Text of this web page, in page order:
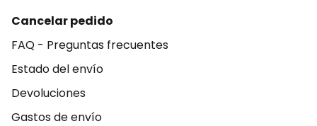
Cancelar pedido
FAQ - Preguntas frecuentes
Estado del envío
Devoluciones
Gastos de envío